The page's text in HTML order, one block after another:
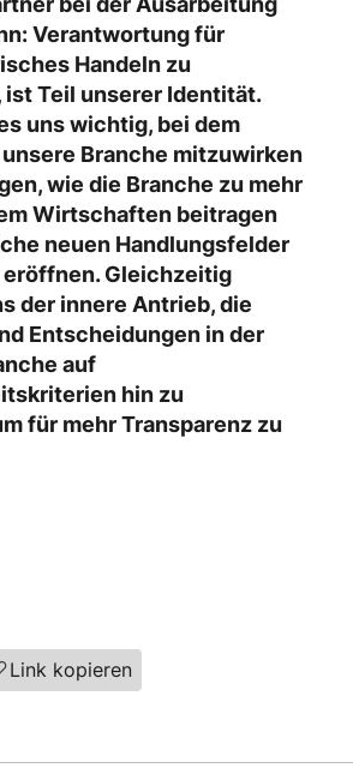
Verantwortung für
Handeln zu
ist Teil unserer Identität.
uns wichtig, bei dem
Branche mitzuwirken
wie die Branche zu mehr
Wirtschaften beitragen
neuen Handlungsfelder
Gleichzeitig
der innere Antrieb, die
Entscheidungen in der
auf
hin zu
für mehr Transparenz zu
Link kopieren